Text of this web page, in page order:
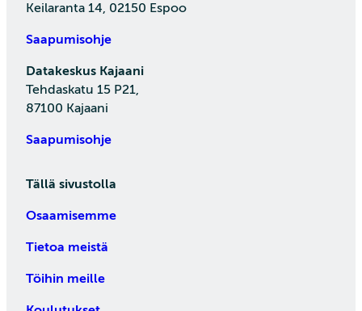
Keilaranta 14, 02150 Espoo
Saapumisohje
Datakeskus Kajaani
Tehdaskatu 15 P21,
87100 Kajaani
Saapumisohje
Tällä sivustolla
Osaamisemme
Tietoa meistä
Töihin meille